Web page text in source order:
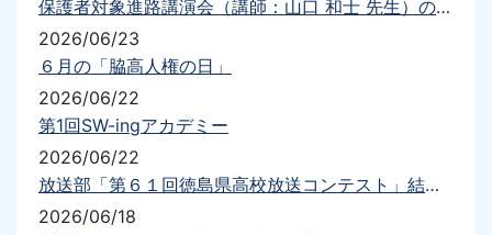
保護者対象進路講演会（講師：山口 和士 先生）の開催について
2026/06/23
６月の「脇高人権の日」
2026/06/22
第1回SW-ingアカデミー
2026/06/22
放送部「第６１回徳島県高校放送コンテスト」結果報告
2026/06/18